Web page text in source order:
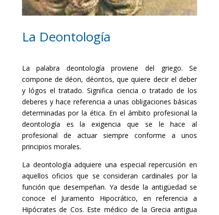
La Deontología
La palabra deontología proviene del griego. Se
compone de déon, déontos, que quiere decir el deber
y lógos el tratado. Significa ciencia o tratado de los
deberes y hace referencia a unas obligaciones básicas
determinadas por la ética. En el ámbito profesional la
deontología es la exigencia que se le hace al
profesional de actuar siempre conforme a unos
principios morales.
La deontología adquiere una especial repercusión en
aquellos oficios que se consideran cardinales por la
función que desempeñan. Ya desde la antigüedad se
conoce el Juramento Hipocrático, en referencia a
Hipócrates de Cos. Este médico de la Grecia antigua